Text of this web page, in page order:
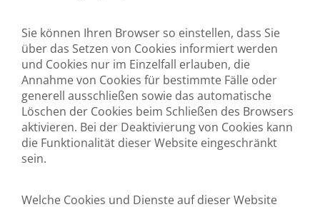
Sie können Ihren Browser so einstellen, dass Sie
über das Setzen von Cookies informiert werden
und Cookies nur im Einzelfall erlauben, die
Annahme von Cookies für bestimmte Fälle oder
generell ausschließen sowie das automatische
Löschen der Cookies beim Schließen des Browsers
aktivieren. Bei der Deaktivierung von Cookies kann
die Funktionalität dieser Website eingeschränkt
sein.
Welche Cookies und Dienste auf dieser Website